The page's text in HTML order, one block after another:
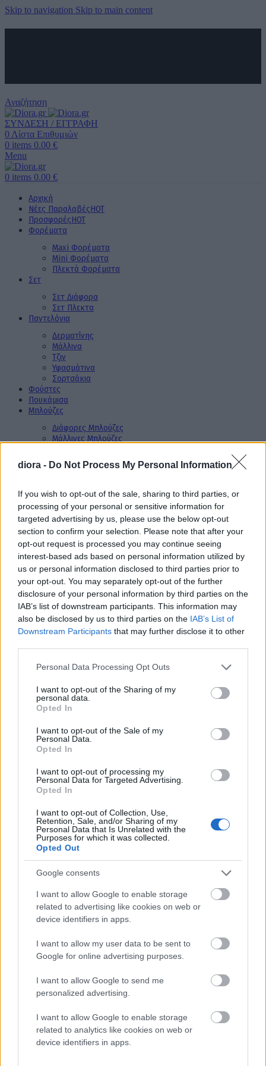
diora - Do Not Process My Personal Information
If you wish to opt-out of the sale, sharing to third parties, or
processing of your personal or sensitive information for
targeted advertising by us, please use the below opt-out
section to confirm your selection. Please note that after your
opt-out request is processed you may continue seeing
interest-based ads based on personal information utilized by
us or personal information disclosed to third parties prior to
your opt-out. You may separately opt-out of the further
disclosure of your personal information by third parties on the
IAB’s list of downstream participants. This information may
also be disclosed by us to third parties on the IAB’s List of
Downstream Participants that may further disclose it to other
Please note that this website/app uses one or more Google
not limited to your visit or usage behaviour. You may click to
grant or deny consent to Google and its third-party tags to
use your data for below specified purposes in below Google
consent section.
Personal Data Processing Opt Outs
I want to opt-out of the Sharing of my
personal data.
Opted In
I want to opt-out of the Sale of my
Personal Data.
Opted In
I want to opt-out of processing my
Personal Data for Targeted Advertising.
Opted In
I want to opt-out of Collection, Use,
Retention, Sale, and/or Sharing of my
Personal Data that Is Unrelated with the
Purposes for which it was collected.
Opted Out
Google consents
I want to allow Google to enable storage
related to advertising like cookies on web or
device identifiers in apps.
I want to allow my user data to be sent to
Google for online advertising purposes.
I want to allow Google to send me
personalized advertising.
I want to allow Google to enable storage
related to analytics like cookies on web or
device identifiers in apps.
Skip to navigation Skip to main content
Αναζήτηση
ΣΥΝΔΕΣΗ / ΕΓΓΡΑΦΗ
0 Λίστα Επιθυμιών
0 items 0.00 €
Menu
0 items 0.00 €
Αρχική
Νέες ΠαραλαβέςHOT
ΠροσφορέςHOT
Φορέματα
Maxi Φορέματα
Mini Φορέματα
Πλεκτά Φορέματα
Σετ
Σετ Διάφορα
Σετ Πλεκτα
Παντελόνια
Δερματίνης
Μάλλινα
Τζιν
Υφασμάτινα
Σορτσάκια
Φούστες
Πουκάμισα
Μπλούζες
Διάφορες Μπλούζες
Μάλλινες Μπλούζες
Φούτερ Μπλούζες
Φορμές
Διάφορες Φόρμες
Φούτερ Φορμές
XL Μεγέθη
Πανωφόρια
STOCKΗΟΤ
Aξεσουάρ
Κοσμήματα
Βραχιόλια
Δαχτυλίδια
Κολιέ
Σκουλαρίκια
ΔΩΡΕΑΝ ΜΕΤΑΦΟΡΙΚΑ ΑΝΩ ΤΩΝ 60€ ΓΙΑ ΟΛΗ ΤΗΝ
All
20.00€- 30.00
Αρχική σελίδαΚατάστημα Προϊόντα με ετικέτα “Βραχιόλι
Precious Beads Triple”
Show sidebar
Add to compare
Βραχιόλι Precious Beads Triple
Original
price
was:
32.50 €.
29.30€Η
τρέχουσα
τιμή
είναι:
Προσθήκη στο καλάθι
Quick view
Πολιτική επιστροφών
Όροι Χρήσης
Diora Newsletter
Επώνυμο